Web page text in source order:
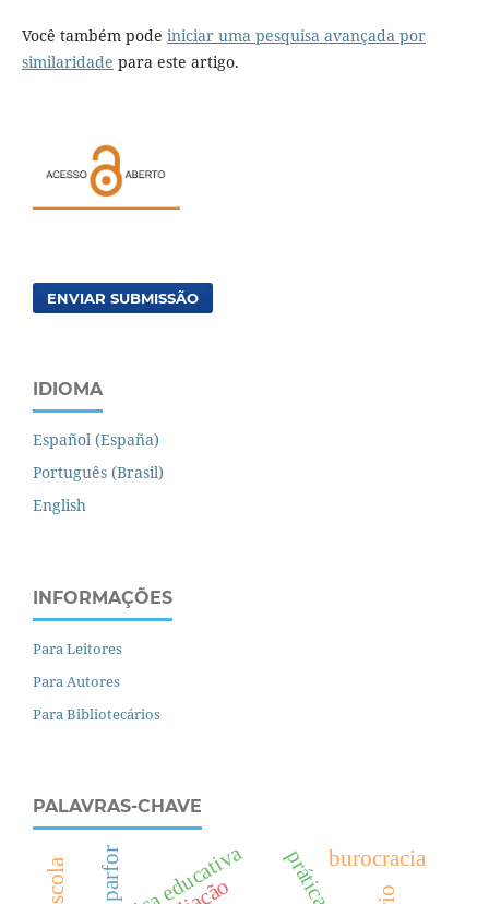
Você também pode iniciar uma pesquisa avançada por
similaridade para este artigo.
ENVIAR SUBMISSÃO
IDIOMA
Español (España)
Português (Brasil)
English
INFORMAÇÕES
Para Leitores
Para Autores
Para Bibliotecários
PALAVRAS-CHAVE
parfor burocracia